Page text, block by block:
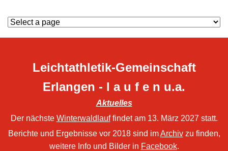
Leichtathletik-Gemeinschaft
Erlangen - l a u f e n u.a.
Aktuelles
Der nächste Winterwaldlauffindet am 13. März 2027 statt.
Berichte und Ergebnisse vor 2018 sind imArchivzu finden,
weitere Info und Bilder in Facebook.